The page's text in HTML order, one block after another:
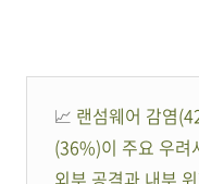
📈 랜섬웨어 감염
(36%)이 주요 우려